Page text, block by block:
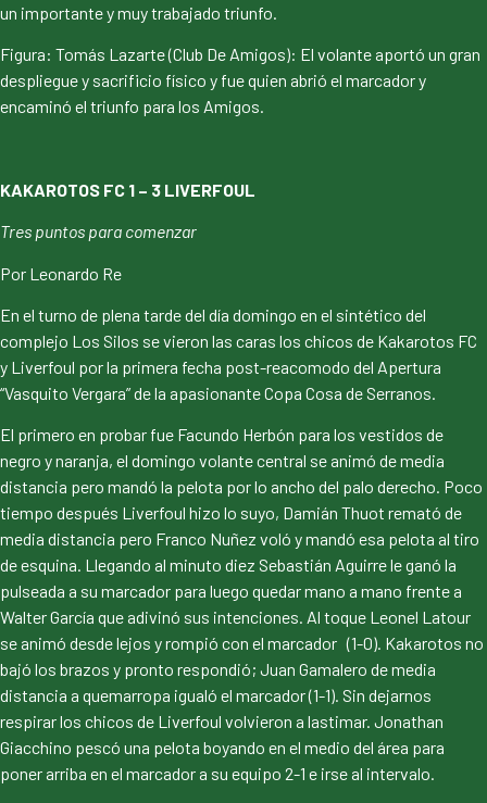
un importante y muy trabajado triunfo.
Figura: Tomás Lazarte (Club De Amigos): El volante aportó un gran
despliegue y sacrificio físico y fue quien abrió el marcador y
encaminó el triunfo para los Amigos.
KAKAROTOS FC 1 – 3 LIVERFOUL
Tres puntos para comenzar
Por Leonardo Re
En el turno de plena tarde del día domingo en el sintético del
complejo Los Silos se vieron las caras los chicos de Kakarotos FC
y Liverfoul por la primera fecha post-reacomodo del Apertura
“Vasquito Vergara” de la apasionante Copa Cosa de Serranos.
El primero en probar fue Facundo Herbón para los vestidos de
negro y naranja, el domingo volante central se animó de media
distancia pero mandó la pelota por lo ancho del palo derecho. Poco
tiempo después Liverfoul hizo lo suyo, Damián Thuot remató de
media distancia pero Franco Nuñez voló y mandó esa pelota al tiro
de esquina. Llegando al minuto diez Sebastián Aguirre le ganó la
pulseada a su marcador para luego quedar mano a mano frente a
Walter García que adivinó sus intenciones. Al toque Leonel Latour
se animó desde lejos y rompió con el marcador (1-0). Kakarotos no
bajó los brazos y pronto respondió; Juan Gamalero de media
distancia a quemarropa igualó el marcador (1-1). Sin dejarnos
respirar los chicos de Liverfoul volvieron a lastimar. Jonathan
Giacchino pescó una pelota boyando en el medio del área para
poner arriba en el marcador a su equipo 2-1 e irse al intervalo.